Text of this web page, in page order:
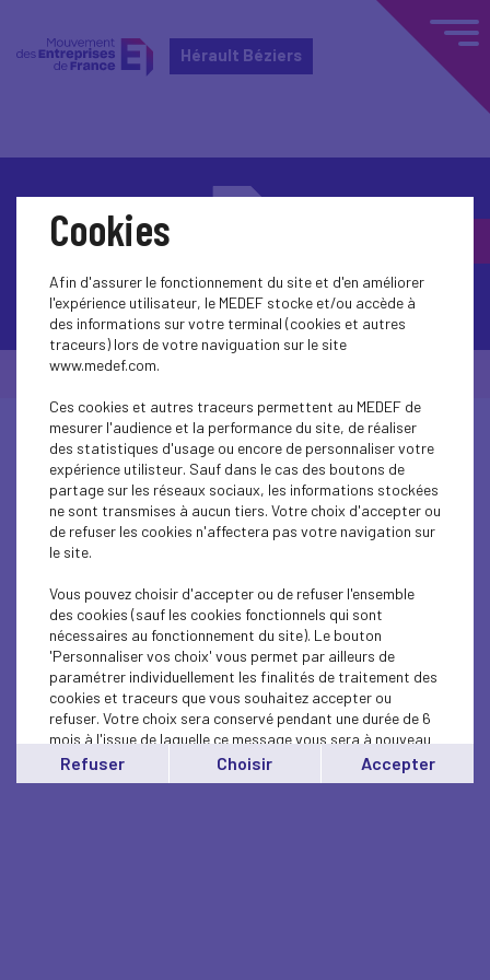
Hérault Béziers
Contactez-nous
© Medef Hérault Béziers 2026 -
Cookies
Afin d'assurer le fonctionnement du site et d'en améliorer
l'expérience utilisateur, le MEDEF stocke et/ou accède à
des informations sur votre terminal (cookies et autres
traceurs) lors de votre naviguation sur le site
www.medef.com.
Ces cookies et autres traceurs permettent au MEDEF de
mesurer l'audience et la performance du site, de réaliser
des statistiques d'usage ou encore de personnaliser votre
expérience utilisteur. Sauf dans le cas des boutons de
partage sur les réseaux sociaux, les informations stockées
ne sont transmises à aucun tiers. Votre choix d'accepter ou
de refuser les cookies n'affectera pas votre navigation sur
le site.
Vous pouvez choisir d'accepter ou de refuser l'ensemble
des cookies (sauf les cookies fonctionnels qui sont
nécessaires au fonctionnement du site). Le bouton
'Personnaliser vos choix' vous permet par ailleurs de
paramétrer individuellement les finalités de traitement des
cookies et traceurs que vous souhaitez accepter ou
refuser. Votre choix sera conservé pendant une durée de 6
mois à l'issue de laquelle ce message vous sera à nouveau
affiché..
Vous pouvez modifier votre choix à tout moment en
Refuser Choisir Accepter